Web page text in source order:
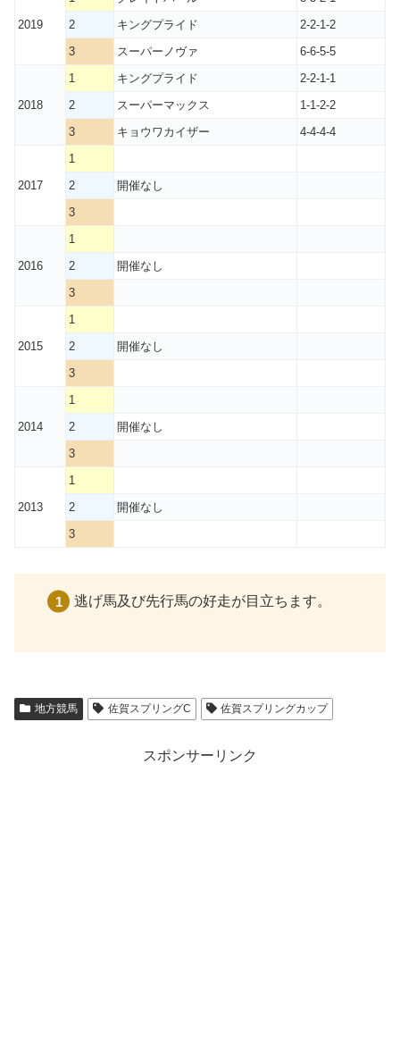
2019
2
キングプライド
2-2-1-2
3
スーパーノヴァ 6-6-5-5
2018
1 キングプライド
2-2-1-1
2
スーパーマックス
1-1-2-2
3
キョウワカイザー 4-4-4-4
2017
1
2
開催なし
3
2016
1
2
開催なし
3
2015
1
2
開催なし
3
2014
1
2
開催なし
3
2013
1
2
開催なし
3
逃げ馬及び先行馬の好走が目立ちます。
地方競馬 佐賀スプリングC 佐賀スプリングカップ
スポンサーリンク